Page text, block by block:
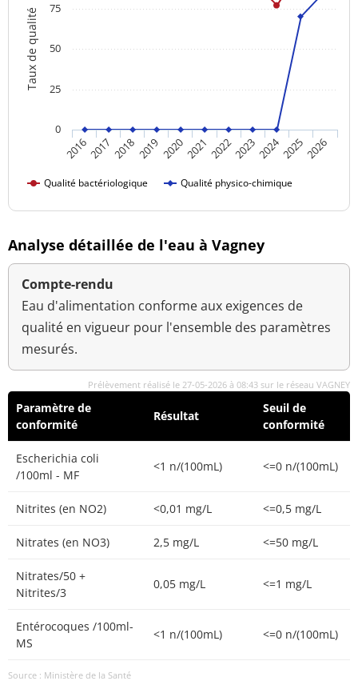
Taux de qualité
Qualité bactériologique Qualité physico-chimique
20162017 201820192020202120222023202420252026
0
25
50
75
Analyse détaillée de l'eau à Vagney
Compte-rendu
Eau d'alimentation conforme aux exigences de
qualité en vigueur pour l'ensemble des paramètres
mesurés.
Prélèvement réalisé le 27-05-2026 à 08:43 sur le réseau VAGNEY
Paramètre de
conformité
Résultat
Seuil de
conformité
Escherichia coli
/100ml - MF
<1 n/(100mL) <=0 n/(100mL)
Nitrites (en NO2) <0,01 mg/L <=0,5 mg/L
Nitrates (en NO3) 2,5 mg/L <=50 mg/L
Nitrates/50 +
Nitrites/3
0,05 mg/L <=1 mg/L
Entérocoques /100ml-
MS
<1 n/(100mL) <=0 n/(100mL)
Source : Ministère de la Santé